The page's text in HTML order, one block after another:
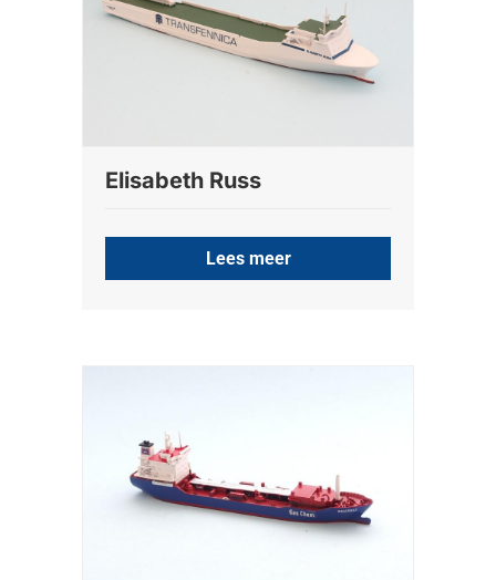
Elisabeth Russ
Lees meer